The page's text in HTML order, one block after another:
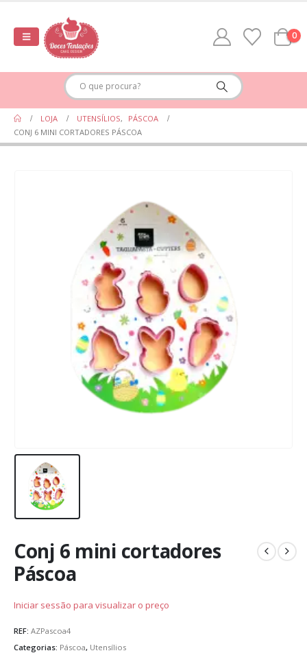
0
LOJA UTENSÍLIOS,
PÁSCOA
CONJ 6 MINI CORTADORES PÁSCOA
Conj 6 mini cortadores
Páscoa
Iniciar sessão para visualizar o preço
REF: AZPascoa4
Categorias: Páscoa, Utensílios